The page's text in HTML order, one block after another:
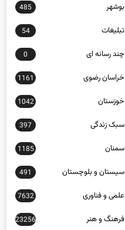
بوشهر 485
تبلیغات 54
چند رسانه ای 0
خراسان رضوی 1161
خوزستان 1042
سبک زندگی 397
سمنان 1185
سیستان و بلوچستان 491
علمی و فناوری 7632
فرهنگ و هنر 23256